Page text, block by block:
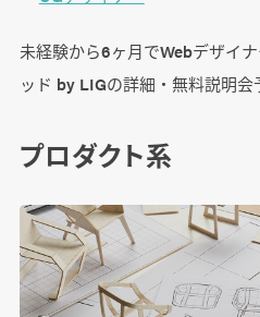
未経験から6ヶ月でWebデザイ
ッド by LIGの詳細・無料説明会
プロダクト系